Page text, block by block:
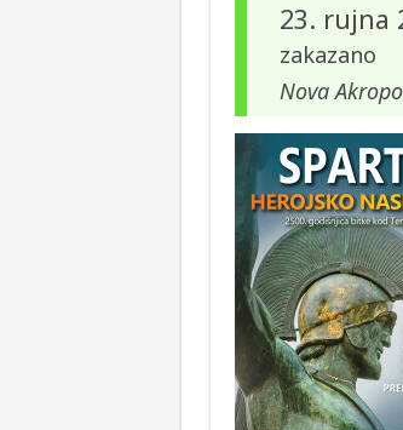
23. rujna
zakazano
Nova